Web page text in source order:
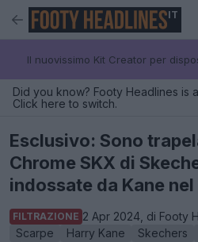
IT
Il nuovissimo Kit Creator per
Did you know? Footy Headlines is
Click here to switch.
Esclusivo: Sono
Chrome SKX di
indossate da Kane
FILTRAZIONE 2 Apr 2024, di Footy
Scarpe
Harry Kane Skechers